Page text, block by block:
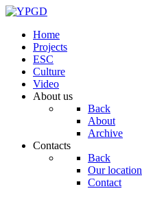
Home
Projects
ESC
Culture
Video
About us
Back
About
Archive
Contacts
Back
Our location
Contact